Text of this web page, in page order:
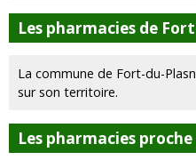
Les pharmacies de
La commune de Fort-du-
sur son territoire.
Les pharmacies